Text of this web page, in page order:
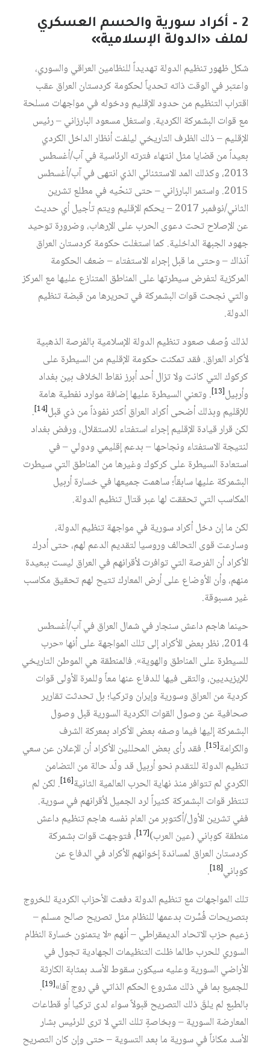
2 – أكراد سورية والحسم العسكري
لملف «الدولة الإسلامية»
شكل ظهور تنظيم الدولة تهديداً للنظامين العراقي والسوري،
واعتبر في الوقت ذاته تحدياً لحكومة كردستان العراق عقب
اقتراب التنظيم من حدود الإقليم ودخوله في مواجهات مسلحة
مع قوات البشمركة الكردية. واستغل مسعود البارزاني – رئيس
الإقليم – ذلك الظرف التاريخي ليلفت أنظار الداخل الكردي
بعيداً من قضايا مثل انتهاء فترته الرئاسية في آب/أغسطس
2013، وكذلك المد الاستثنائي الذي انتهى في آب/أغسطس
2015. واستمر البارزاني – حتى تنحّيه في مطلع تشرين
الثاني/نوفمبر 2017 – يحكم الإقليم ويتم تأجيل أي حديث
عن الإصلاح تحت دعوى الحرب على الإرهاب، وضرورة توحيد
جهود الجبهة الداخلية. كما استغلت حكومة كردستان العراق
آنذاك – وحتى ما قبل إجراء الاستفتاء – ضعف الحكومة
المركزية لتفرض سيطرتها على المناطق المتنازع عليها مع المركز
والتي نجحت قوات البشمركة في تحريرها من قبضة تنظيم
الدولة.
لذلك وُصف صعود تنظيم الدولة الإسلامية بالفرصة الذهبية
لأكراد العراق. فقد تمكنت حكومة الإقليم من السيطرة على
كركوك التي كانت ولا تزال أحد أبرز نقاط الخلاف بين بغداد
وأربيل[13]
. وتعني السيطرة عليها إضافة موارد نفطية هامة
للإقليم وبذلك أضحى أكراد العراق أكثر نفوذاً من ذي قبل[14]
.
لكن قرار قيادة الإقليم إجراء استفتاء للاستقلال، ورفض بغداد
لنتيجة الاستفتاء ونجاحها – بدعم إقليمي ودولي – في
استعادة السيطرة على كركوك وغيرها من المناطق التي سيطرت
البشمركة عليها سابقاً؛ ساهمت جميعها في خسارة أربيل
المكاسب التي تحققت لها عبر قتال تنظيم الدولة.
لكن ما إن دخل أكراد سورية في مواجهة تنظيم الدولة،
وسارعت قوى التحالف وروسيا لتقديم الدعم لهم، حتى أدرك
الأكراد أن الفرصة التي توافرت لأقرانهم في العراق ليست ببعيدة
منهم، وأن الأوضاع على أرض المعارك تتيح لهم تحقيق مكاسب
غير مسبوقة.
حينما هاجم داعش سنجار في شمال العراق في آب/أغسطس
2014، نظر بعض الأكراد إلى تلك المواجهة على أنها «حرب
للسيطرة على المناطق والهوية». فالمنطقة هي الموطن التاريخي
للإيزيديين، والتقى فيها للدفاع عنها معاً وللمرة الأولى قوات
كردية من العراق وسورية وإيران وتركيا؛ بل تحدثت تقارير
صحافية عن وصول القوات الكردية السورية قبل وصول
البشمركة إليها فيما وصفه بعض الأكراد بمعركة الشرف
والكرامة[15]
. فقد رأى بعض المحللين الأكراد أن الإعلان عن سعي
تنظيم الدولة للتقدم نحو أربيل قد ولّد حالة من التضامن
الكردي لم تتوافر منذ نهاية الحرب العالمية الثانية[16]
. لكن لم
تنتظر قوات البشمركة كثيراً لرد الجميل لأقرانهم في سورية.
ففي تشرين الأول/أكتوبر من العام نفسه هاجم تنظيم داعش
منطقة كوباني (عين العرب)[17]
، فتوجهت قوات بشمركة
كردستان العراق لمساندة إخوانهم الأكراد في الدفاع عن
كوباني[18]
.
تلك المواجهات مع تنظيم الدولة دفعت الأحزاب الكردية للخروج
بتصريحات فُسِّرت بدعمها للنظام مثل تصريح صالح مسلم –
زعيم حزب الاتحاد الديمقراطي – أنهم «لا يتمنون خسارة النظام
السوري للحرب طالما ظلت التنظيمات الجهادية تجول في
الأراضي السورية وعليه سيكون سقوط الأسد بمثابة الكارثة
للجميع بما في ذلك مشروع الحكم الذاتي في روج آفا»[19]
.
بالطبع لم يلقَ ذلك التصريح قبولاً سواء لدى تركيا أو قطاعات
المعارضة السورية – وبخاصةٍ تلك التي لا ترى للرئيس بشار
الأسد مكاناً في سورية ما بعد التسوية – حتى وإن كان التصريح